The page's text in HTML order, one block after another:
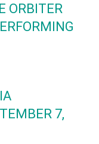
ORBITER
7,